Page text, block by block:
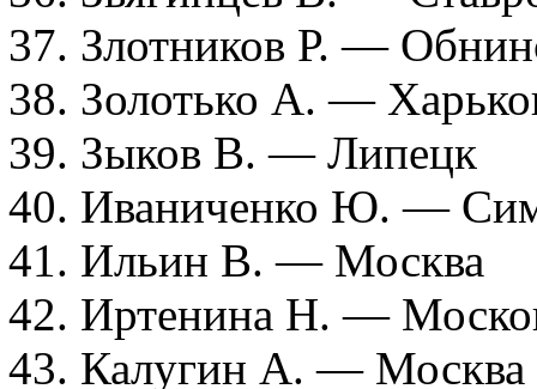
37. Злотников Р. —
38. Золотько А. —
39. Зыков В. — Липецк
40. Иваниченко Ю. —
41. Ильин В. — Москва
42. Иртенина Н. —
43. Калугин А. — Москва